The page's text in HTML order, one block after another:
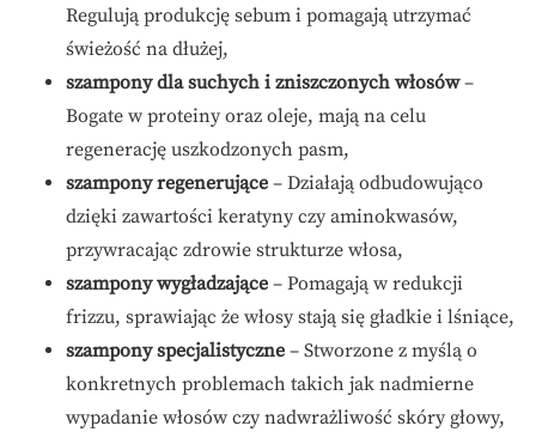
Regulują produkcję sebum i pomagają utrzymać
świeżość na dłużej,
szampony dla suchych i zniszczonych włosów–
Bogate w proteiny oraz oleje, mają na celu
regenerację uszkodzonych pasm,
szampony regenerujące – Działają odbudowująco
dzięki zawartości keratyny czy aminokwasów,
przywracając zdrowie strukturze włosa,
szampony wygładzające – Pomagają w redukcji
frizzu, sprawiając że włosy stają się gładkie i lśniące,
szampony specjalistyczne – Stworzone z myślą o
konkretnych problemach takich jak nadmierne
wypadanie włosów czy nadwrażliwość skóry głowy,